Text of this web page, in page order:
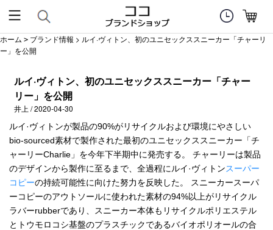
ホーム > ブランド情報 > ルイ·ヴィトン、初のユニセックススニーカー「チャーリ
ー」を公開
ルイ·ヴィトン、初のユニセックススニーカー「チャー
リー」を公開
井上 / 2020-04-30
ルイ·ヴィトンが製品の90%がリサイクルおよび環境にやさしい
bio-sourced素材で製作された最初のユニセックススニーカー「チ
ャーリーCharlie」を今年下半期中に発売する。 チャーリーは製品
のデザインから製作に至るまで、全過程にルイ·ヴィトンスーパー
コピーの持続可能性に向けた努力を反映した。 スニーカースーパ
ーコピーのアウトソールに使われた素材の94%以上がリサイクル
ラバーrubberであり、スニーカー本体もリサイクルポリエステル
とトウモロコシ基盤のプラスチックであるバイオポリオールの合